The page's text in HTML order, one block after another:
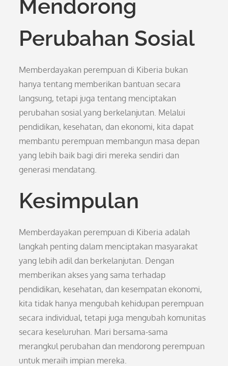
Mendorong
Perubahan Sosial
Memberdayakan perempuan di Kiberia bukan
hanya tentang memberikan bantuan secara
langsung, tetapi juga tentang menciptakan
perubahan sosial yang berkelanjutan. Melalui
pendidikan, kesehatan, dan ekonomi, kita dapat
membantu perempuan membangun masa depan
yang lebih baik bagi diri mereka sendiri dan
generasi mendatang.
Kesimpulan
Memberdayakan perempuan di Kiberia adalah
langkah penting dalam menciptakan masyarakat
yang lebih adil dan berkelanjutan. Dengan
memberikan akses yang sama terhadap
pendidikan, kesehatan, dan kesempatan ekonomi,
kita tidak hanya mengubah kehidupan perempuan
secara individual, tetapi juga mengubah komunitas
secara keseluruhan. Mari bersama-sama
merangkul perubahan dan mendorong perempuan
untuk meraih impian mereka.